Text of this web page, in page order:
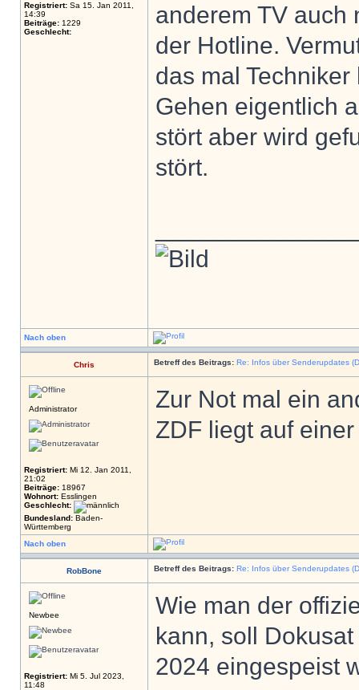
Registriert: Sa 15. Jan 2011,
14:39
Beiträge: 1229
Geschlecht:
anderem TV auch
der Hotline.
das mal
Gehen eigentlich
stört aber wird
stört.
Nach oben
Chris Betreff des Beitrags: Re: Infos über Senderupdates
Administrator
Registriert: Mi 12. Jan 2011,
21:02
Beiträge: 18967
Wohnort: Esslingen
Geschlecht:
Bundesland: Baden-
Württemberg
Zur Not mal ein
ZDF liegt auf
Nach oben
RobBone Betreff des Beitrags: Re: Infos über Senderupdates
Newbee
Registriert: Mi 5. Jul 2023,
11:48
Wie man der
kann, soll
2024 eingespeist